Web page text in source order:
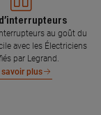
au goût du
avec les Électriciens
par Legrand.
savoir plus